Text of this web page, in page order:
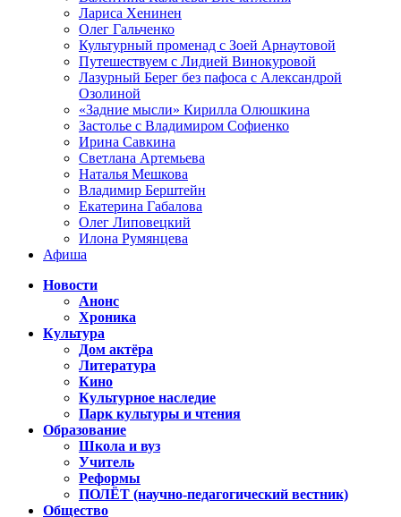
Лариса Хенинен
Олег Гальченко
Культурный променад с Зоей Арнаутовой
Путешествуем с Лидией Винокуровой
Лазурный Берег без пафоса с Александрой
Озолиной
«Задние мысли» Кирилла Олюшкина
Застолье с Владимиром Софиенко
Ирина Савкина
Светлана Артемьева
Наталья Мешкова
Владимир Берштейн
Екатерина Габалова
Олег Липовецкий
Илона Румянцева
Афиша
Новости
Анонс
Хроника
Культура
Дом актёра
Литература
Кино
Культурное наследие
Парк культуры и чтения
Образование
Школа и вуз
Учитель
Реформы
ПОЛЁТ (научно-педагогический вестник)
Общество